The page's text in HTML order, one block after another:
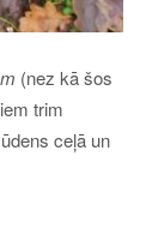
(nez kā šos
trim
ceļā un